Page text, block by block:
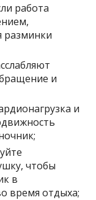
работа
разминки
и
и
чтобы
в
время отдыха;